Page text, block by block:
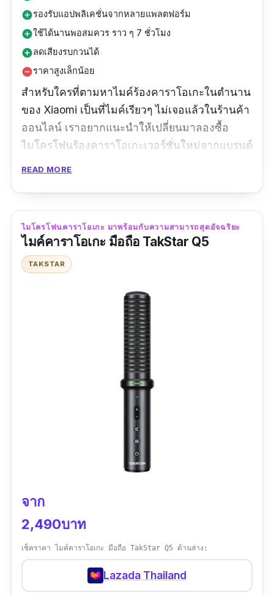
add_circleรองรับแอปพลิเคชั่นจากหลายแพลตฟอร์ม
add_circleใช้ได้นานพอสมควร ราว ๆ 7 ชั่วโมง
add_circleลดเสียงรบกวนได้
remove_circleราคาสูงเล็กน้อย
สำหรับใครที่ตามหาไมค์ร้องคาราโอเกะในตำนาน
ของ Xiaomi เป็นที่ไมค์เรียวๆ ไม่เจอแล้วในร้านค้า
ออนไลน์ เราอยากแนะนำให้เปลี่ยนมาลองซื้อ
ไมโครโฟนร้องคาราโอเกะเวอร์ชั่นใหม่จากแบรนด์
ก็มี แต่ตรงหัวไมค์อาจจะใหญ่หน่อย ๆ เรื่องของแบ
เห็นคนใช้ไลฟ์ใน tiktok มีลำโพงในตัว เสียงดี
มากๆ จนต้องหาซื้อตาม ร้านนี้ราคาถูกสุด ของจริง
READ MORE
ไมโครโฟนคาราโอเกะ มาพร้อมกับความสามารถสุดอัจฉริยะ
ไมค์คาราโอเกะ มือถือ TakStar Q5
TAKSTAR
จาก
2,490บาท
เช็คราคา ไมค์คาราโอเกะ มือถือ TakStar Q5 ด้านล่าง:
Lazada Thailand